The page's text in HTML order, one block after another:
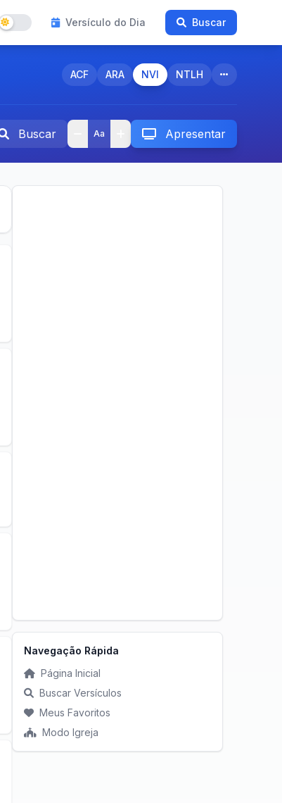
Versículo do Dia Buscar
ACF ARA NVI NTLH
Buscar Aa Apresentar
Navegação Rápida
Página Inicial
Buscar Versículos
Meus Favoritos
Modo Igreja